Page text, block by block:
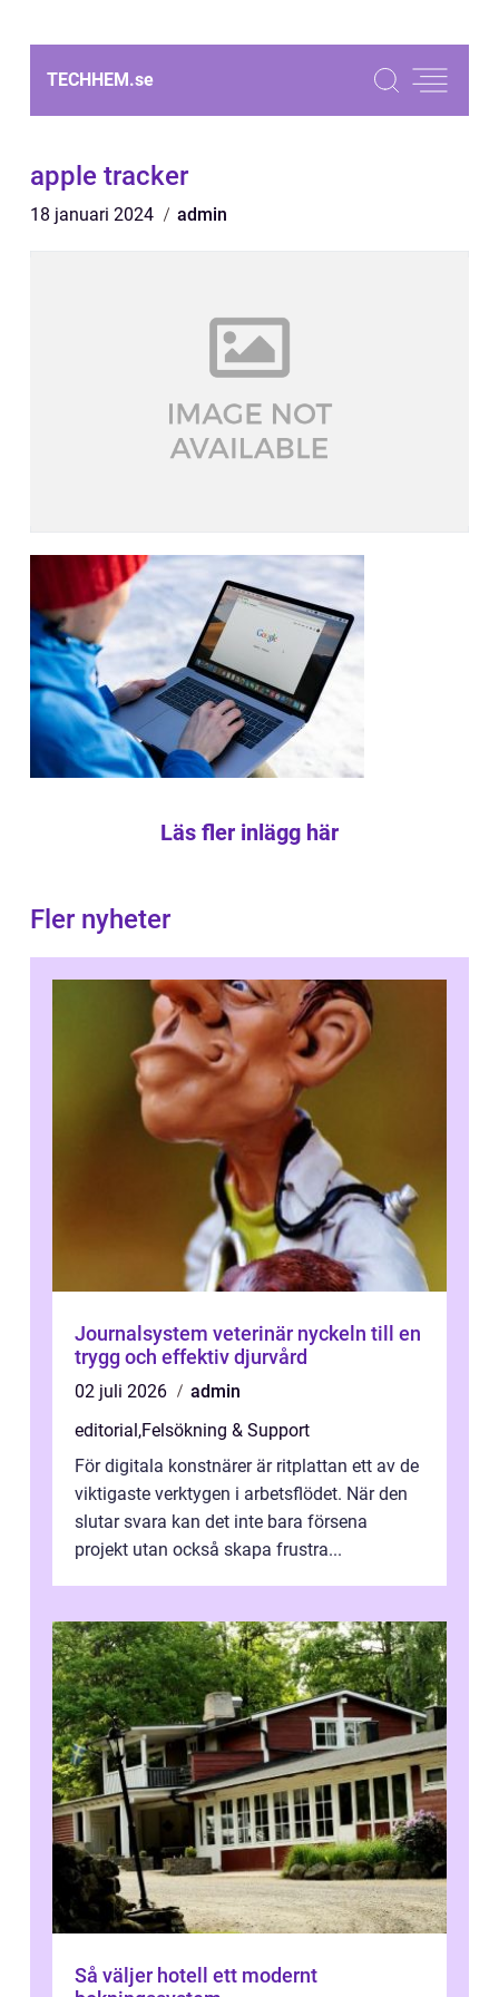
TECHHEM.se
apple tracker
18 januari 2024 admin
Läs fler inlägg här
Fler nyheter
Journalsystem veterinär nyckeln till en
trygg och effektiv djurvård
02 juli 2026
admin
editorial,Felsökning & Support
För digitala konstnärer är ritplattan ett av de
viktigaste verktygen i arbetsflödet. När den
slutar svara kan det inte bara försena
projekt utan också skapa frustra...
Så väljer hotell ett modernt